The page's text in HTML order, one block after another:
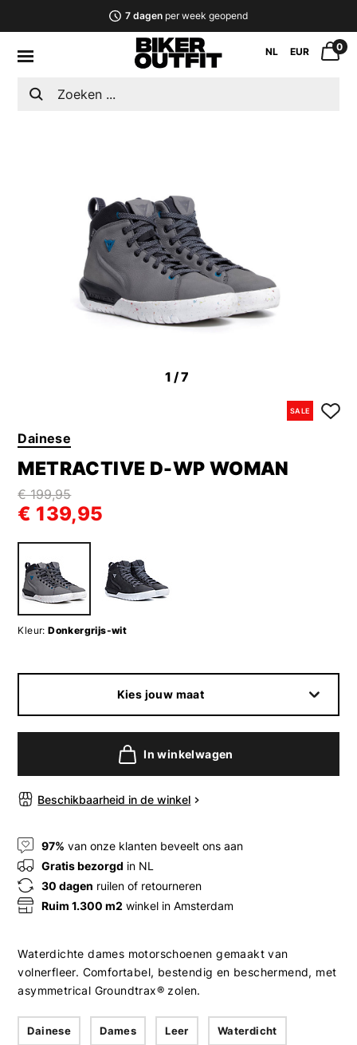
7 dagenper week geopend
NL EUR 0
1/7
SALE
Dainese
METRACTIVE D-WP WOMAN
€ 199,95
€ 139,95
Kleur: Donkergrijs-wit
Kies jouw maat
In winkelwagen
Beschikbaarheid in de winkel
97% van onze klanten beveelt ons aan
Gratis bezorgd in NL
30 dagen ruilen of retourneren
Ruim 1.300 m2 winkel in Amsterdam
Waterdichte dames motorschoenen gemaakt van
volnerfleer. Comfortabel, bestendig en beschermend, met
asymmetrical Groundtrax® zolen.
Dainese Dames Leer Waterdicht